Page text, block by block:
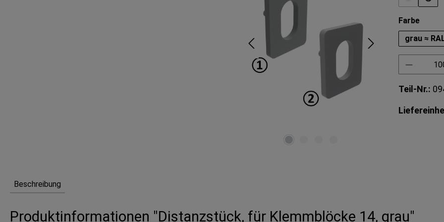
(Diese
Farbe
grau ≈
Teil-Nr.:
Beschreibung
Produktinformationen "Distanzstück, für Klemmblöcke 14, grau"